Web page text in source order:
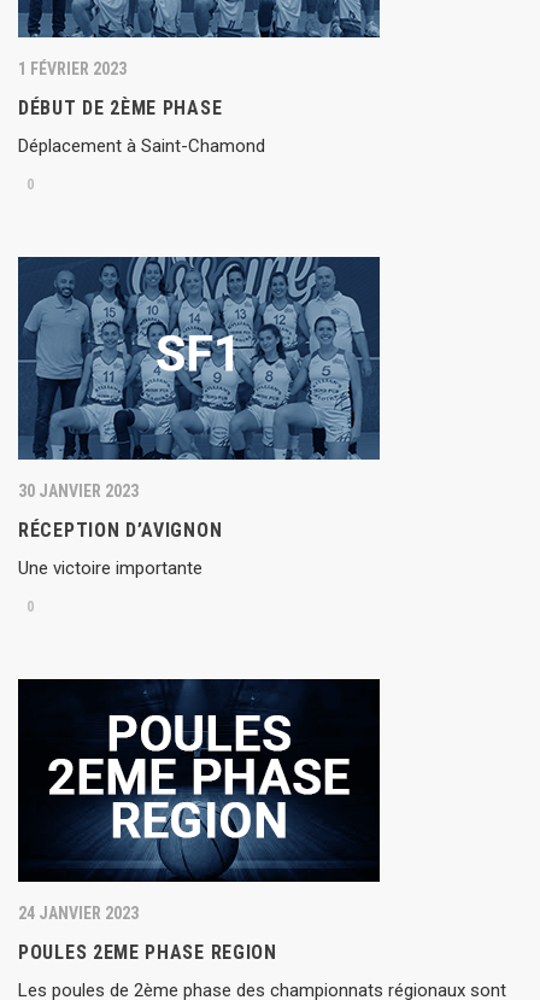
1 FÉVRIER 2023
DÉBUT DE 2ÈME PHASE
Déplacement à Saint-Chamond
0
30 JANVIER 2023
RÉCEPTION D’AVIGNON
Une victoire importante
0
24 JANVIER 2023
POULES 2EME PHASE REGION
Les poules de 2ème phase des championnats régionaux sont